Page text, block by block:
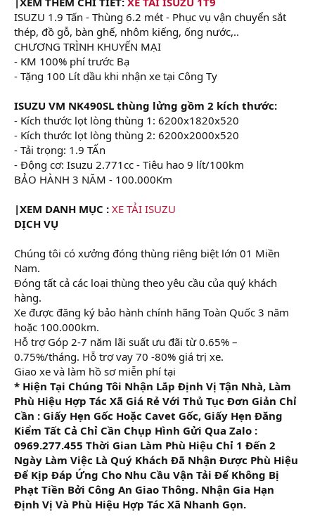
ISUZU 1.9 Tấn - Thùng 6.2 mét - Phục vụ vận chuyển sắt
thép, đồ gỗ, bàn ghế, nhôm kiếng, ống nước,..
CHƯƠNG TRÌNH KHUYẾN MẠI
- KM 100% phí trước Bạ
- Tặng 100 Lít dầu khi nhận xe tại Công Ty
ISUZU VM NK490SL thùng lửng gồm 2 kích thước:
- Kích thước lọt lòng thùng 1: 6200x1820x520
- Kích thước lọt lòng thùng 2: 6200x2000x520
- Tải trọng: 1.9 TẤn
- Động cơ: Isuzu 2.771cc - Tiêu hao 9 lít/100km
BẢO HÀNH 3 NĂM - 100.000Km
|XEM DANH MỤC : XE TẢI ISUZU
DỊCH VỤ
Chúng tôi có xưởng đóng thùng riêng biệt lớn 01 Miền
Nam.
Đóng tất cả các loại thùng theo yêu cầu của quý khách
hàng.
Xe được đăng ký bảo hành chính hãng Toàn Quốc 3 năm
hoặc 100.000km.
Hỗ trợ Góp 2-7 năm lãi suất ưu đãi từ 0.65% –
0.75%/tháng. Hỗ trợ vay 70 -80% giá trị xe.
Giao xe và làm hồ sơ miễn phí tại
* Hiện Tại Chúng Tôi Nhận Lắp Định Vị Tận Nhà, Làm
Phù Hiệu Hợp Tác Xã Giá Rẻ Với Thủ Tục Đơn Giản Chỉ
Cần : Giấy Hẹn Gốc Hoặc Cavet Gốc, Giấy Hẹn Đăng
Kiểm Tất Cả Chỉ Cần Chụp Hình Gửi Qua Zalo :
0969.277.455 Thời Gian Làm Phù Hiệu Chỉ 1 Đến 2
Ngày Làm Việc Là Quý Khách Đã Nhận Được Phù Hiệu
Để Kịp Đáp Ứng Cho Nhu Cầu Vận Tải Để Không Bị
Phạt Tiền Bởi Công An Giao Thông. Nhận Gia Hạn
Định Vị Và Phù Hiệu Hợp Tác Xã Nhanh Gọn.